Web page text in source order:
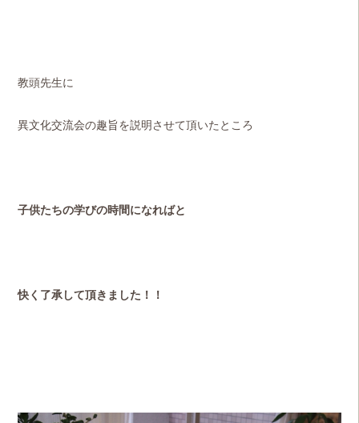
教頭先生に
異文化交流会の趣旨を説明させて頂いたところ
子供たちの学びの時間になればと
快く了承して頂きました！！